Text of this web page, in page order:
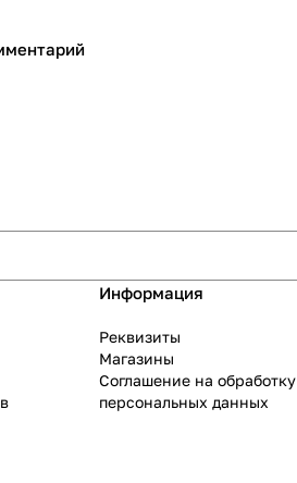
Информация
Реквизиты
Магазины
Соглашение на обработку
персональных данных